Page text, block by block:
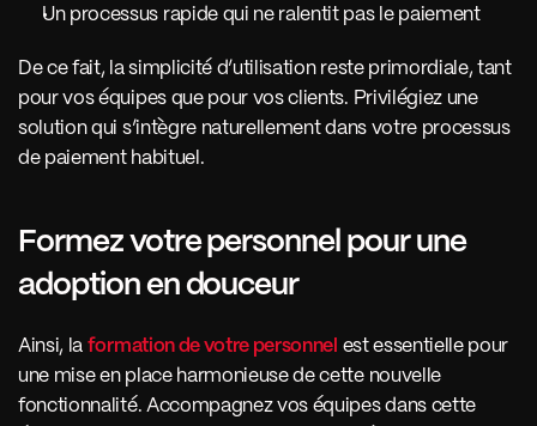
Un processus rapide qui ne ralentit pas le paiement
De ce fait, la simplicité d’utilisation reste primordiale, tant
pour vos équipes que pour vos clients. Privilégiez une
solution qui s’intègre naturellement dans votre processus
de paiement habituel.
Formez votre personnel pour une
adoption en douceur
Ainsi, la formation de votre personnel est essentielle pour
une mise en place harmonieuse de cette nouvelle
fonctionnalité. Accompagnez vos équipes dans cette